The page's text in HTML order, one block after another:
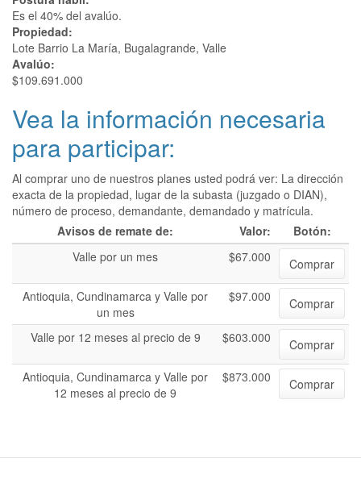
Es el 40% del avalúo.
Propiedad:
Lote Barrio La María, Bugalagrande, Valle
Avalúo:
$109.691.000
Vea la información necesaria
para participar:
Al comprar uno de nuestros planes usted podrá ver: La dirección
exacta de la propiedad, lugar de la subasta (juzgado o DIAN),
número de proceso, demandante, demandado y matrícula.
Avisos de remate de:
Valor:
Botón:
Valle por un mes
$67.000
Comprar
Antioquia, Cundinamarca y Valle por
un mes
$97.000 Comprar
Valle por 12 meses al precio de 9 $603.000
Comprar
Antioquia, Cundinamarca y Valle por
12 meses al precio de 9
$873.000 Comprar